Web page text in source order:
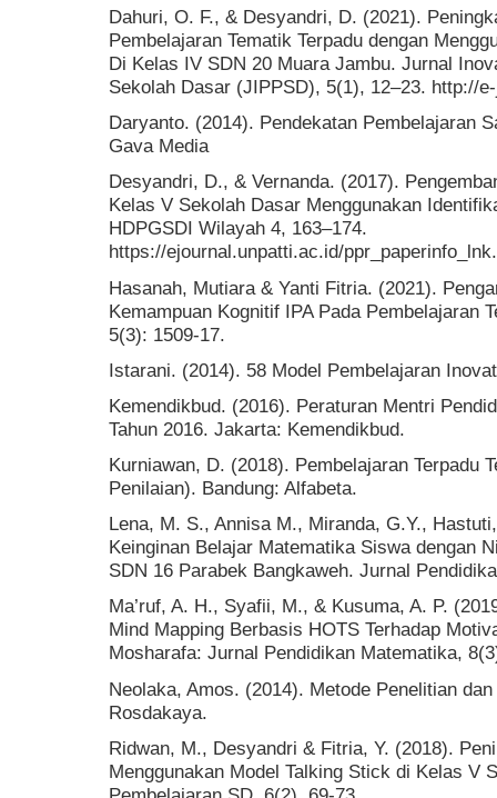
Dahuri, O. F., & Desyandri, D. (2021).
Pembelajaran Tematik Terpadu dengan
Di Kelas IV SDN 20 Muara Jambu. Jurnal
Sekolah Dasar (JIPPSD), 5(1), 12–23. http://
Daryanto. (2014). Pendekatan Pembelajaran
Gava Media
Desyandri, D., & Vernanda. (2017).
Kelas V Sekolah Dasar Menggunakan
HDPGSDI Wilayah 4, 163–174.
https://ejournal.unpatti.ac.id/
Hasanah, Mutiara & Yanti Fitria. (2021).
Kemampuan Kognitif IPA Pada Pembelajaran
5(3): 1509-17.
Istarani. (2014). 58 Model Pembelajaran
Kemendikbud. (2016). Peraturan Mentri
Tahun 2016. Jakarta: Kemendikbud.
Kurniawan, D. (2018). Pembelajaran Terpadu
Penilaian). Bandung: Alfabeta.
Lena, M. S., Annisa M., Miranda, G.Y.,
Keinginan Belajar Matematika Siswa dengan
SDN 16 Parabek Bangkaweh. Jurnal
Ma’ruf, A. H., Syafii, M., & Kusuma, A. P.
Mind Mapping Berbasis HOTS Terhadap
Mosharafa: Jurnal Pendidikan Matematika,
Neolaka, Amos. (2014). Metode Penelitian
Rosdakaya.
Ridwan, M., Desyandri & Fitria, Y. (2018).
Menggunakan Model Talking Stick di Kelas V